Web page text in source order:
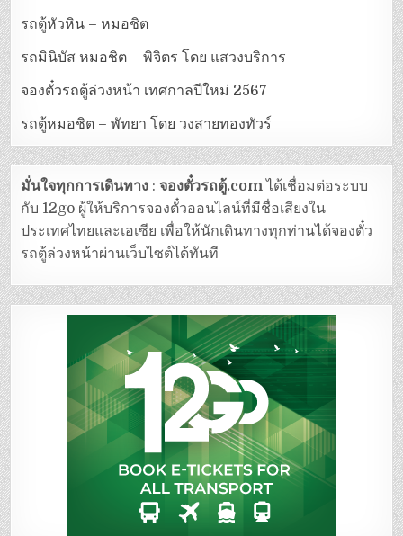
รถตู้หัวหิน – หมอชิต
รถมินิบัส หมอชิต – พิจิตร โดย แสวงบริการ
จองตั๋วรถตู้ล่วงหน้า เทศกาลปีใหม่ 2567
รถตู้หมอชิต – พัทยา โดย วงสายทองทัวร์
มั่นใจทุกการเดินทาง :จองตั๋วรถตู้.comได้เชื่อมต่อระบบ
กับ 12go ผู้ให้บริการจองตั๋วออนไลน์ที่มีชื่อเสียงใน
ประเทศไทยและเอเซีย เพื่อให้นักเดินทางทุกท่านได้จองตั๋ว
รถตู้ล่วงหน้าผ่านเว็บไซต์ได้ทันที